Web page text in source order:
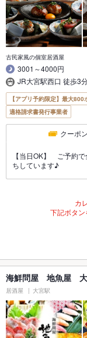
古民家風の個室居酒屋
3001～4000円
JR大宮駅西口 徒歩3
【アプリ予約限定】最大
適格請求書発行事業者
クーポン
【当日OK】 ご予約
ちしています♪
カ
下記ボタン
海鮮問屋 地魚屋
居酒屋 大宮駅